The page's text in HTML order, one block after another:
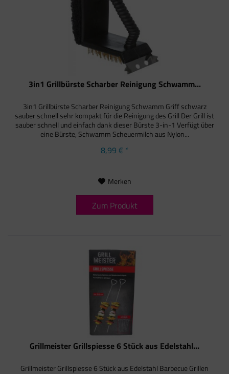
3in1 Grillbürste Scharber Reinigung Schwamm...
3in1 Grillbürste Scharber Reinigung Schwamm Griff schwarz
sauber schnell sehr kompakt für die Reinigung des Grill Der Grill ist
sauber schnell und einfach dank dieser Bürste 3-in-1 Verfügt über
eine Bürste, Schwamm Scheuermilch aus Nylon...
8,99 € *
Merken
Zum Produkt
Grillmeister Grillspiesse 6 Stück aus Edelstahl...
Grillmeister Grillspiesse 6 Stück aus Edelstahl Barbecue Grillen